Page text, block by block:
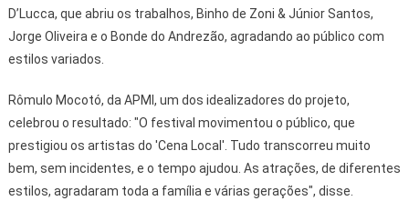
D’Lucca, que abriu os trabalhos, Binho de Zoni & Júnior Santos,
Jorge Oliveira e o Bonde do Andrezão, agradando ao público com
estilos variados.
Rômulo Mocotó, da APMI, um dos idealizadores do projeto,
celebrou o resultado: "O festival movimentou o público, que
prestigiou os artistas do 'Cena Local'. Tudo transcorreu muito
bem, sem incidentes, e o tempo ajudou. As atrações, de diferentes
estilos, agradaram toda a família e várias gerações", disse.